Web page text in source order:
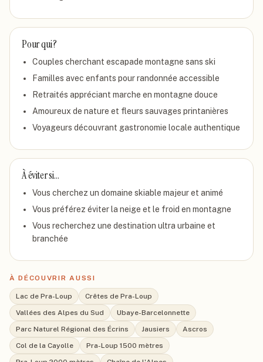
Pour qui ?
Couples cherchant escapade montagne sans ski
Familles avec enfants pour randonnée accessible
Retraités appréciant marche en montagne douce
Amoureux de nature et fleurs sauvages printanières
Voyageurs découvrant gastronomie locale authentique
À éviter si…
Vous cherchez un domaine skiable majeur et animé
Vous préférez éviter la neige et le froid en montagne
Vous recherchez une destination ultra urbaine et
branchée
À DÉCOUVRIR AUSSI
Lac de Pra-Loup
Crêtes de Pra-Loup
Vallées des Alpes du Sud
Ubaye-Barcelonnette
Parc Naturel Régional des Écrins
Jausiers
Ascros
Col de la Cayolle
Pra-Loup 1500 mètres